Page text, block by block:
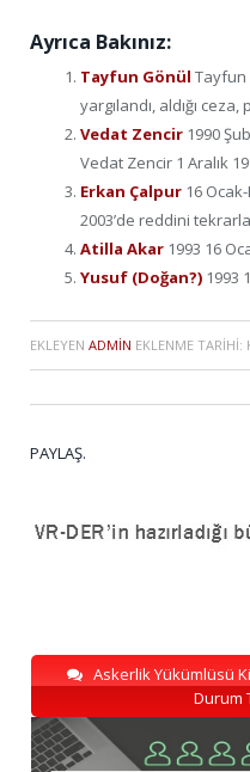
Ayrıca Bakınız:
Tayfun Gönül Tayfun
yargılandı, aldığı
Vedat Zencir 1990
Vedat Zencir 1 Aralık
Erkan Çalpur 16
2003’de reddini
Atilla Akar 1993 16
Yusuf (Doğan?) 1993
EKLEYEN ADMIN EKLENME TARIHI:
PAYLAŞ.
Askerlik Yükümlüsü
Durum